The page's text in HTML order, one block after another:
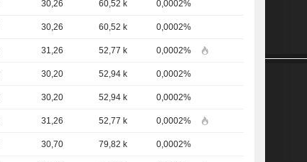
30,26 60,52 k 0,0002%
30,26 60,52 k 0,0002%
31,26 52,77 k 0,0002%
30,20 52,94 k 0,0002%
30,20 52,94 k 0,0002%
31,26 52,77 k 0,0002%
30,70 79,82 k 0,0002%